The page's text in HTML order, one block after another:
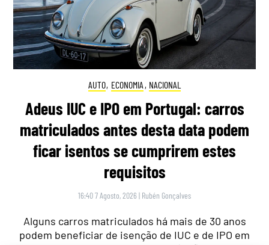
AUTO, ECONOMIA , NACIONAL
Adeus IUC e IPO em Portugal: carros
matriculados antes desta data podem
ficar isentos se cumprirem estes
requisitos
16:40 7 Agosto, 2026 | Rubén Gonçalves
Alguns carros matriculados há mais de 30 anos
podem beneficiar de isenção de IUC e de IPO em